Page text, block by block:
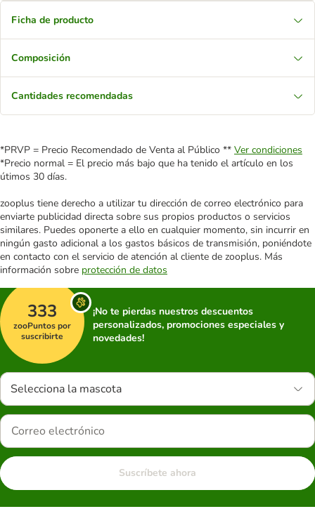
Ficha de producto
Composición
Cantidades recomendadas
*PRVP = Precio Recomendado de Venta al Público ** Ver condiciones
*Precio normal = El precio más bajo que ha tenido el artículo en los
útimos 30 días.
zooplus tiene derecho a utilizar tu dirección de correo electrónico para
enviarte publicidad directa sobre sus propios productos o servicios
similares. Puedes oponerte a ello en cualquier momento, sin incurrir en
ningún gasto adicional a los gastos básicos de transmisión, poniéndote
en contacto con el servicio de atención al cliente de zooplus. Más
información sobre protección de datos
333
zooPuntos por
suscribirte
¡No te pierdas nuestros descuentos
personalizados, promociones especiales y
novedades!
Selecciona la mascota
Suscríbete ahora